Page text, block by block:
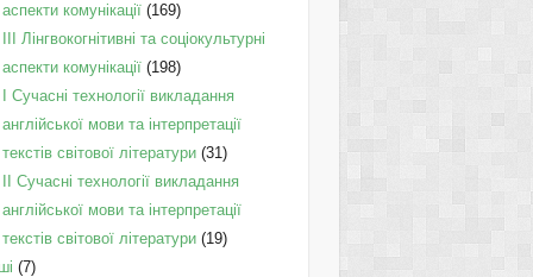
аспекти комунікації(169)
IІI Лінгвокогнітивні та соціокультурні
аспекти комунікації(198)
I Cучасні технології викладання
англійської мови та інтерпретації
текстів світової літератури(31)
II Cучасні технології викладання
англійської мови та інтерпретації
текстів світової літератури(19)
(7)